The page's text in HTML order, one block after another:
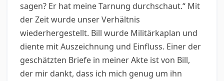
sagen? Er hat meine Tarnung durchschaut.“ Mit
der Zeit wurde unser Verhältnis
wiederhergestellt. Bill wurde Militärkaplan und
diente mit Auszeichnung und Einfluss. Einer der
geschätzten Briefe in meiner Akte ist von Bill,
der mir dankt, dass ich mich genug um ihn